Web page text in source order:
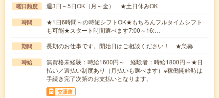
曜日頻度 週3日～5日OK（月～金） ★土日休みOK
時間
★1日6時間～の時短シフトOK★もちろんフルタイムシフト
も可能★スタート時間選べます7:00～16:…
期間 長期のお仕事です。開始日はご相談ください！ ★急募
時給
無資格未経験：時給1600円～ 経験者：時給1800円～★日
払い／週払い制度あり（月払いも選べます）※稼働開始時は
手続き完了次第のお支払いとなります。
交通費